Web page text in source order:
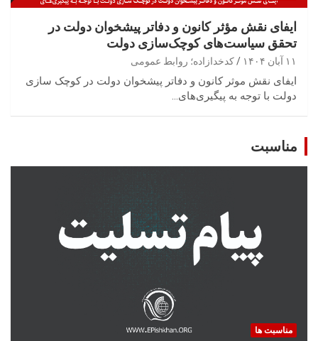
ایفای نقش مؤثر کانون و دفاتر پیشخوان دولت در
تحقق سیاست‌های کوچک‌سازی دولت
۱۱ آبان ۱۴۰۴ کدخدازاده؛ روابط عمومی
ایفای نقش موثر کانون و دفاتر پیشخوان دولت در کوچک سازی
دولت با توجه به پیگیری‌های…
مناسبت
مناسبت ها